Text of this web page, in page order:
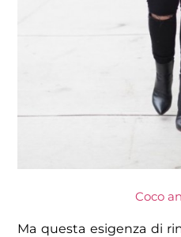
Coco
Ma questa esigenza di